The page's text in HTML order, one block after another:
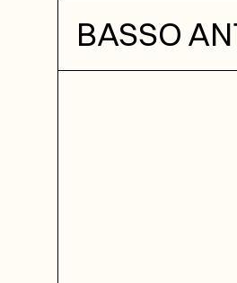
Informazioni
Sezione di Bassano del
BASSO